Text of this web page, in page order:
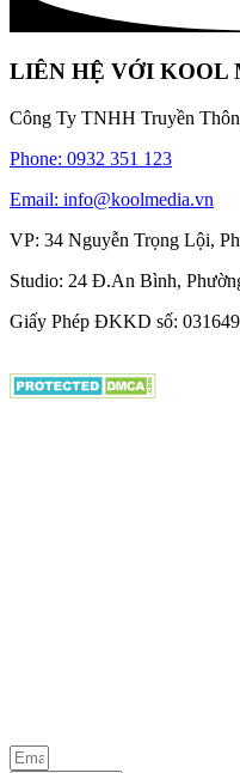
LIÊN HỆ VỚI KOOL
Công Ty TNHH Truyền
Phone: 0932 351 123
Email: info@koolmedia.vn
VP: 34 Nguyễn Trọng Lội,
Studio: 24 Đ.An Bình,
Giấy Phép ĐKKD số: